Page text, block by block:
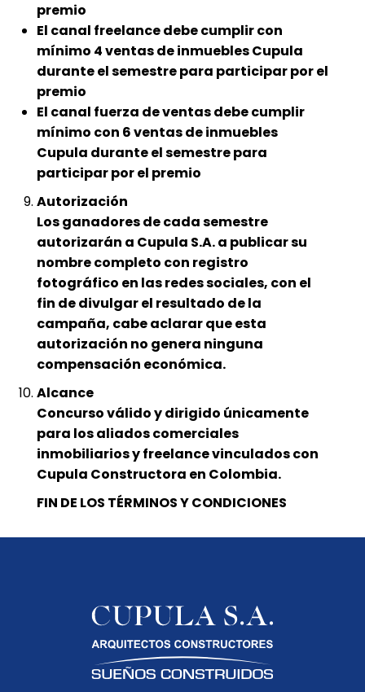
premio
El canal freelance debe cumplir con
mínimo 4 ventas de inmuebles Cupula
durante el semestre para participar por el
premio
El canal fuerza de ventas debe cumplir
mínimo con 6 ventas de inmuebles
Cupula durante el semestre para
participar por el premio
Autorización
Los ganadores de cada semestre
autorizarán a Cupula S.A. a publicar su
nombre completo con registro
fotográfico en las redes sociales, con el
fin de divulgar el resultado de la
campaña, cabe aclarar que esta
autorización no genera ninguna
compensación económica.
Alcance
Concurso válido y dirigido únicamente
para los aliados comerciales
inmobiliarios y freelance vinculados con
Cupula Constructora en Colombia.
FIN DE LOS TÉRMINOS Y CONDICIONES